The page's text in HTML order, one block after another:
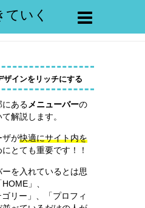
ていく
ザインをリッチにする
にある メニューバーの
解説します。
ザが快適にサイト内を
とても重要です！！
を入れているとは思
」、
ゴリー」、「プロフィ